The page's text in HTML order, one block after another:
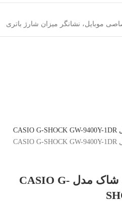
موبایل، نشانگر میزان شارژ باتری
ساعت مچی کاسیو جی شاک مدل CASIO G-